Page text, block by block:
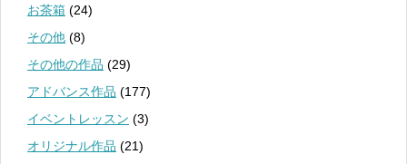
お茶箱 (24)
その他 (8)
その他の作品 (29)
アドバンス作品 (177)
イベントレッスン (3)
オリジナル作品 (21)